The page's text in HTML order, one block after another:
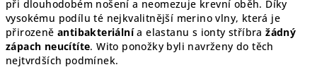
při dlouhodobém nošení a neomezuje krevní oběh. Díky
vysokému podílu té nejkvalitnější merino vlny, která je
přirozeněantibakteriálnía elastanu s ionty stříbražádný
zápach neucítíte. Wito ponožky byli navrženy do těch
nejtvrdších podmínek.